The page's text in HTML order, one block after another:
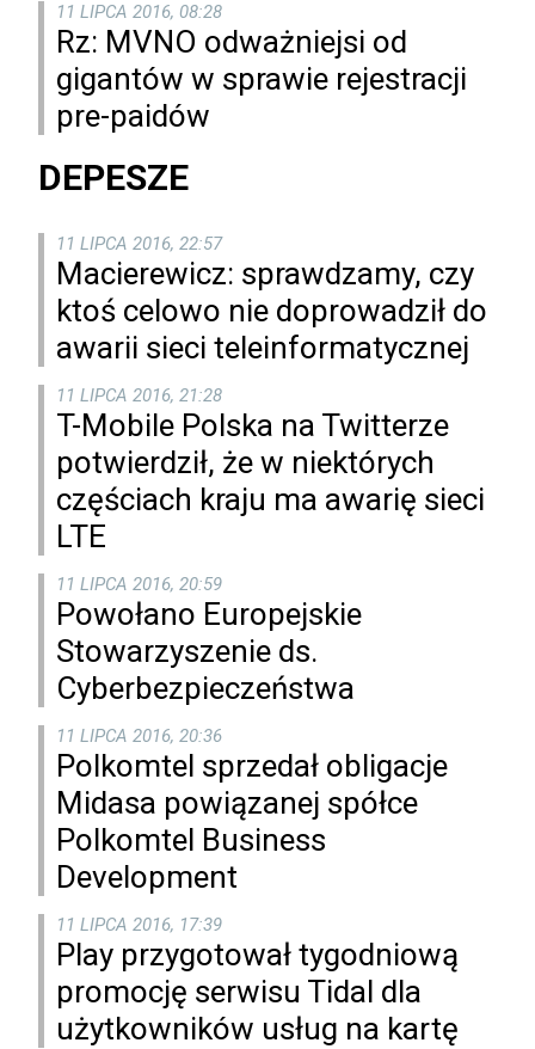
11 LIPCA 2016, 08:28
Rz: MVNO odważniejsi od
gigantów w sprawie rejestracji
pre-paidów
DEPESZE
11 LIPCA 2016, 22:57
Macierewicz: sprawdzamy, czy
ktoś celowo nie doprowadził do
awarii sieci teleinformatycznej
11 LIPCA 2016, 21:28
T-Mobile Polska na Twitterze
potwierdził, że w niektórych
częściach kraju ma awarię sieci
LTE
11 LIPCA 2016, 20:59
Powołano Europejskie
Stowarzyszenie ds.
Cyberbezpieczeństwa
11 LIPCA 2016, 20:36
Polkomtel sprzedał obligacje
Midasa powiązanej spółce
Polkomtel Business
Development
11 LIPCA 2016, 17:39
Play przygotował tygodniową
promocję serwisu Tidal dla
użytkowników usług na kartę